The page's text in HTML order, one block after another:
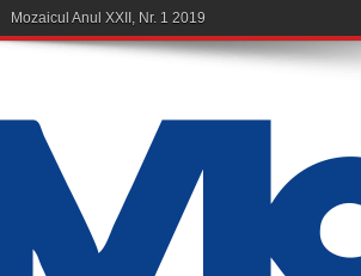
Mozaicul Anul XXII, Nr. 1 2019